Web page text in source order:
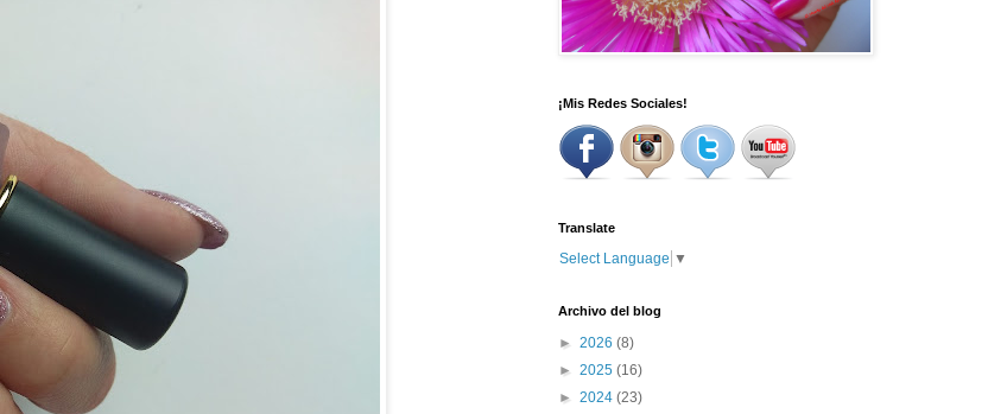
¡Mis Redes Sociales!
Translate
Select Language ▼
Archivo del blog
► 2026 (8)
► 2025 (16)
► 2024 (23)